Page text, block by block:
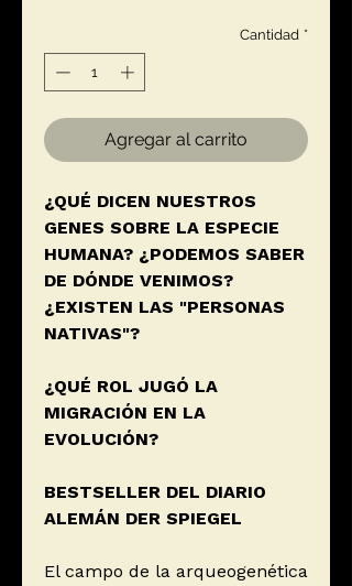
Cantidad *
Agregar al carrito
¿QUÉ DICEN NUESTROS
GENES SOBRE LA ESPECIE
HUMANA? ¿PODEMOS SABER
DE DÓNDE VENIMOS?
¿EXISTEN LAS "PERSONAS
NATIVAS"?
¿QUÉ ROL JUGÓ LA
MIGRACIÓN EN LA
EVOLUCIÓN?
BESTSELLER DEL DIARIO
ALEMÁN DER SPIEGEL
El campo de la arqueogenética